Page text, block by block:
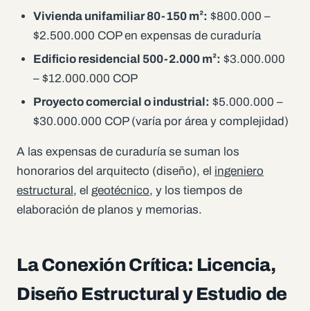
Vivienda unifamiliar 80-150 m²: $800.000 –
$2.500.000 COP en expensas de curaduría
Edificio residencial 500-2.000 m²: $3.000.000
– $12.000.000 COP
Proyecto comercial o industrial: $5.000.000 –
$30.000.000 COP (varía por área y complejidad)
A las expensas de curaduría se suman los
honorarios del arquitecto (diseño), el ingeniero
estructural, el geotécnico, y los tiempos de
elaboración de planos y memorias.
La Conexión Crítica: Licencia,
Diseño Estructural y Estudio de